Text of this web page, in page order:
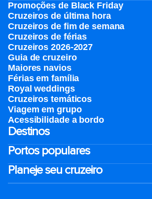
Promoções de Black Friday
Cruzeiros de última hora
Cruzeiros de fim de semana
Cruzeiros de férias
Cruzeiros 2026-2027
Guia de cruzeiro
Maiores navios
Férias em família
Royal weddings
Cruzeiros temáticos
Viagem em grupo
Acessibilidade a bordo
Destinos
Portos populares
Planeje seu cruzeiro